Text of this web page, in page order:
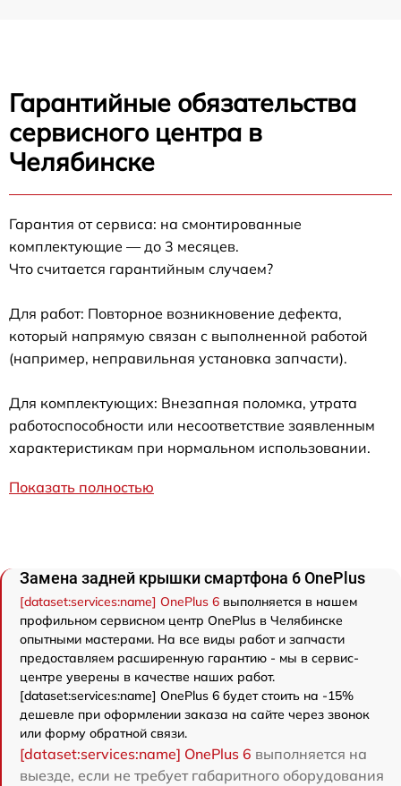
Гарантийные обязательства
сервисного центра в
Челябинске
Гарантия от сервиса: на смонтированные
комплектующие — до 3 месяцев.
Что считается гарантийным случаем?
Для работ: Повторное возникновение дефекта,
который напрямую связан с выполненной работой
(например, неправильная установка запчасти).
Для комплектующих: Внезапная поломка, утрата
работоспособности или несоответствие заявленным
характеристикам при нормальном использовании.
Показать полностью
Замена задней крышки смартфона 6 OnePlus
[dataset:services:name] OnePlus 6 выполняется в нашем
профильном сервисном центр OnePlus в Челябинске
опытными мастерами. На все виды работ и запчасти
предоставляем расширенную гарантию - мы в сервис-
центре уверены в качестве наших работ.
[dataset:services:name] OnePlus 6 будет стоить на -15%
дешевле при оформлении заказа на сайте через звонок
или форму обратной связи.
[dataset:services:name] OnePlus 6 выполняется на
выезде, если не требует габаритного оборудования